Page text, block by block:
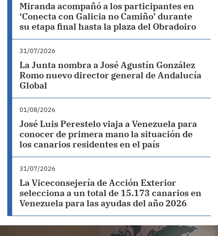
Miranda acompañó a los participantes en
‘Conecta con Galicia no Camiño’ durante
su etapa final hasta la plaza del Obradoiro
31/07/2026
La Junta nombra a José Agustín González
Romo nuevo director general de Andalucía
Global
01/08/2026
José Luis Perestelo viaja a Venezuela para
conocer de primera mano la situación de
los canarios residentes en el país
31/07/2026
La Viceconsejería de Acción Exterior
selecciona a un total de 15.173 canarios en
Venezuela para las ayudas del año 2026